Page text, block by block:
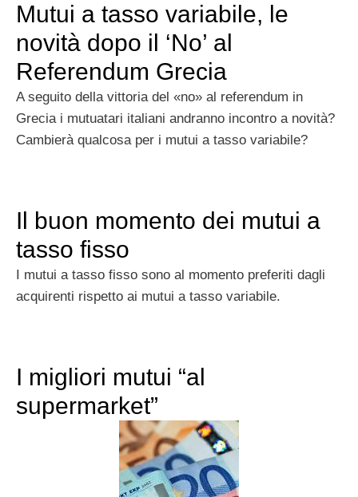
Mutui a tasso variabile, le
novità dopo il ‘No’ al
Referendum Grecia
A seguito della vittoria del «no» al referendum in
Grecia i mutuatari italiani andranno incontro a novità?
Cambierà qualcosa per i mutui a tasso variabile?
Il buon momento dei mutui a
tasso fisso
I mutui a tasso fisso sono al momento preferiti dagli
acquirenti rispetto ai mutui a tasso variabile.
I migliori mutui “al
supermarket”